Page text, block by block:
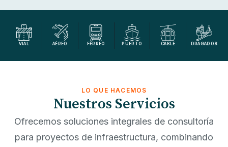
VIAL AÉREO FÉRREO PUERTO CABLE DRAGADOS
LO QUE HACEMOS
Nuestros Servicios
Ofrecemos soluciones integrales de consultoría
para proyectos de infraestructura, combinando